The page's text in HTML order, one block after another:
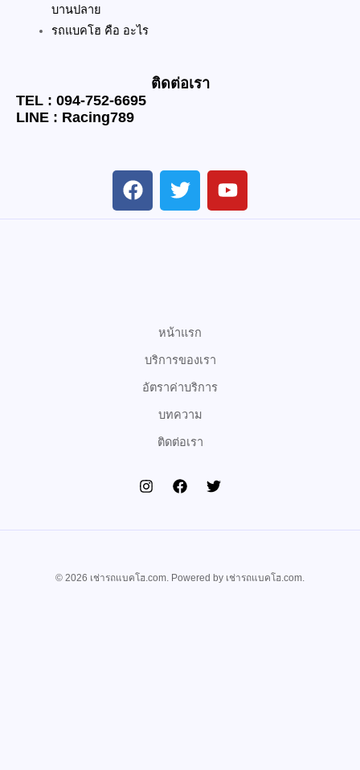
บานปลาย
รถแบคโฮ คือ อะไร
ติดต่อเรา
TEL : 094-752-6695
LINE : Racing789
F
a
c
T
w
i
Y
o
u
หน้าแรก
บริการของเรา
อัตราค่าบริการ
บทความ
ติดต่อเรา
© 2026 เช่ารถแบคโฮ.com. Powered by เช่ารถแบคโฮ.com.